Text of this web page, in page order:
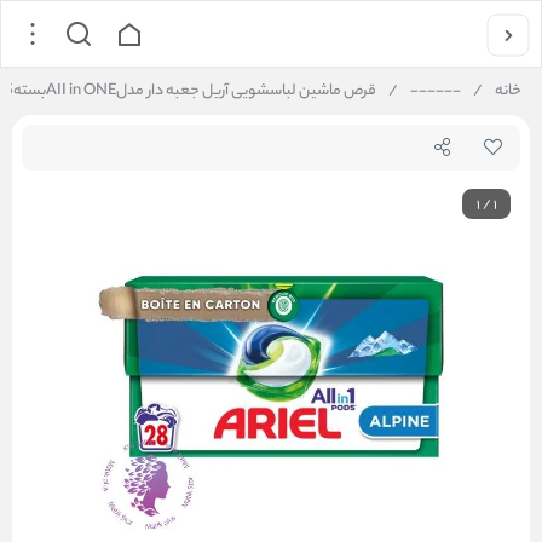
خانه /
------
/ قرص ماشین لباسشویی آریل جعبه دار مدلAII in ONEبسته25عددیARIEL
1/1